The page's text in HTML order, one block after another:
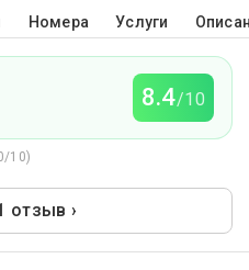
Номера Услуги
8.4/10
10)
отзыв ›